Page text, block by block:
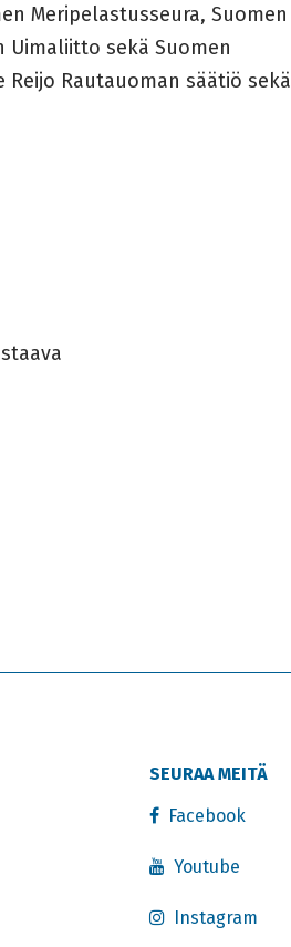
Meripelastusseura, Suomen
Uimaliitto sekä Suomen
Rautauoman säätiö sekä
SEURAA MEITÄ
Facebook
Youtube
Instagram